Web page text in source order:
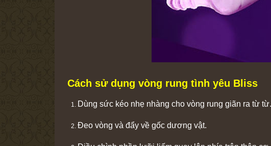
Cách sử dụng vòng rung tình yêu Bliss
Dùng sức kéo nhẹ nhàng cho vòng rung giãn ra từ từ.
Đeo vòng và đẩy về gốc dương vật.